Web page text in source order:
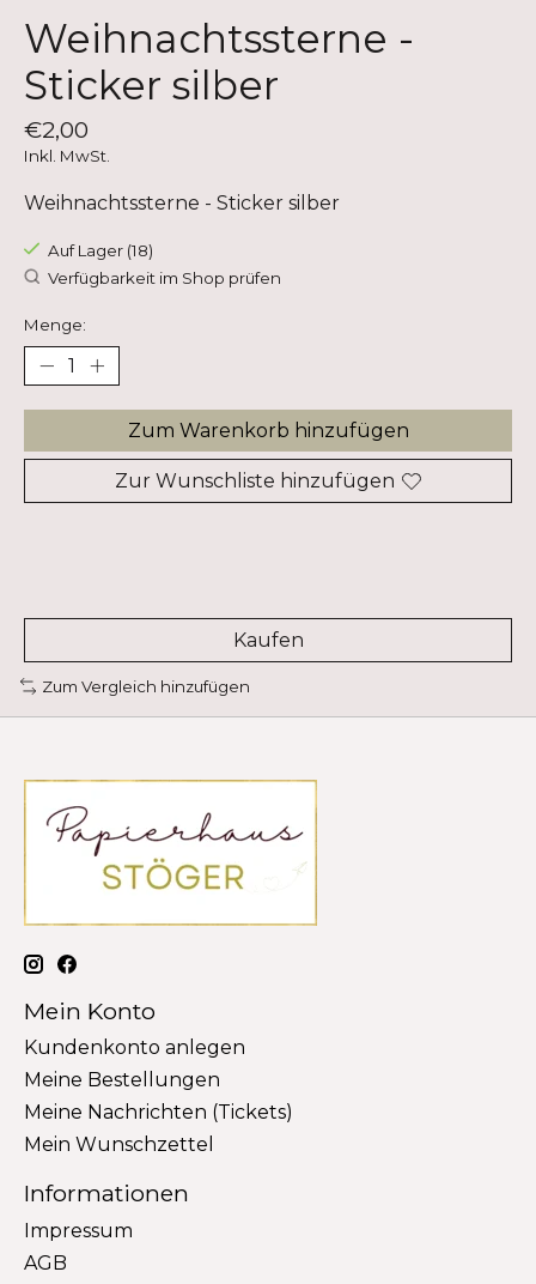
Weihnachtssterne -
Sticker silber
€2,00
Inkl. MwSt.
Weihnachtssterne - Sticker silber
Auf Lager (18)
Verfügbarkeit im Shop prüfen
Menge:
Zum Warenkorb hinzufügen
Zur Wunschliste hinzufügen
Kaufen
Zum Vergleich hinzufügen
Mein Konto
Kundenkonto anlegen
Meine Bestellungen
Meine Nachrichten (Tickets)
Mein Wunschzettel
Informationen
Impressum
AGB